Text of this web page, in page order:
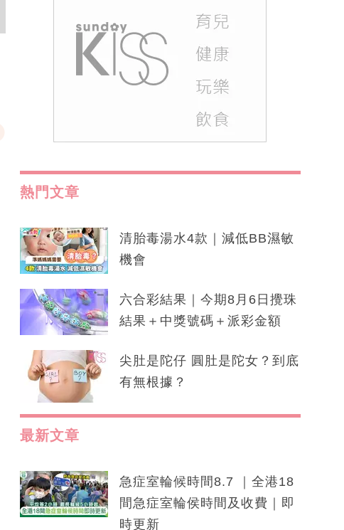
熱門文章
清胎毒湯水4款｜減低BB濕敏
機會
六合彩結果｜今期8月6日攪珠
結果＋中獎號碼＋派彩金額
尖肚是陀仔 圓肚是陀女？到底
有無根據？
最新文章
急症室輪候時間8.7 ｜全港18
間急症室輪侯時間及收費｜即
時更新